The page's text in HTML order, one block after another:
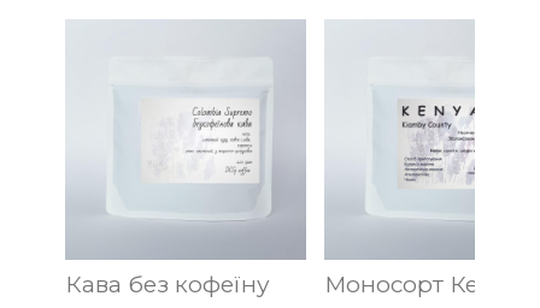
Кава без кофеїну Моносорт Кенія